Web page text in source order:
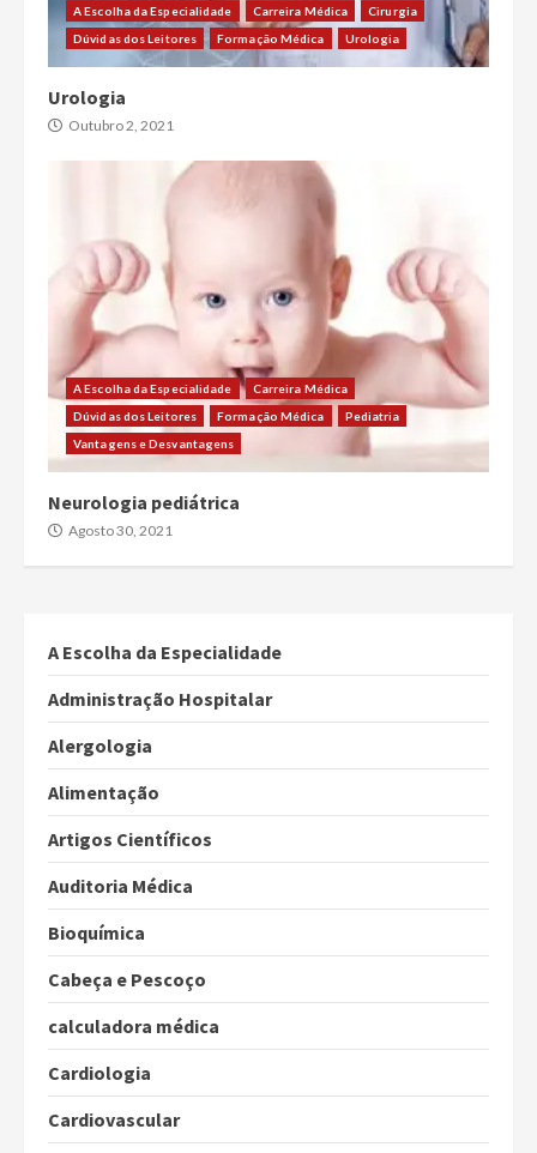
A Escolha da Especialidade Carreira Médica
Cirurgia
Dúvidas dos Leitores
Formação Médica Urologia
Urologia
Outubro 2, 2021
A Escolha da Especialidade
Carreira Médica
Dúvidas dos Leitores
Formação Médica
Pediatria
Vantagens e Desvantagens
Neurologia pediátrica
Agosto 30, 2021
A Escolha da Especialidade
Administração Hospitalar
Alergologia
Alimentação
Artigos Científicos
Auditoria Médica
Bioquímica
Cabeça e Pescoço
calculadora médica
Cardiologia
Cardiovascular